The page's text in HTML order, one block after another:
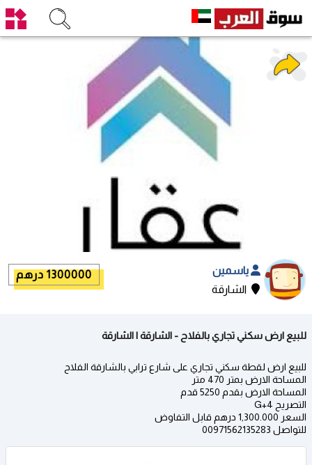
ياسمين
الشارقة
1300000 درهم
للبيع ارض سكني تجاري بالفلاح - الشارقة | الشارقة
للبيع ارض لقطة سكني تجاري على شارع ترابي بالشارقة الفلاح
المساحة الارض بمتر 470 متر
المساحة الارض بقدم 5250 قدم
التصريح G+4
السعر 1,300.000 درهم قابل التفاوض
للتواصل 00971562135283